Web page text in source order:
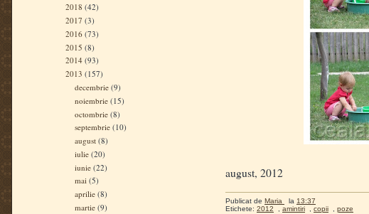
2018 (42)
2017 (3)
2016 (73)
2015 (8)
2014 (93)
2013 (157)
decembrie (9)
noiembrie (15)
octombrie (8)
septembrie (10)
august (8)
iulie (20)
iunie (22)
mai (5)
aprilie (8)
martie (9)
august, 2012
Publicat de Maria la 13:37
Etichete: 2012 , amintiri , copii , poze